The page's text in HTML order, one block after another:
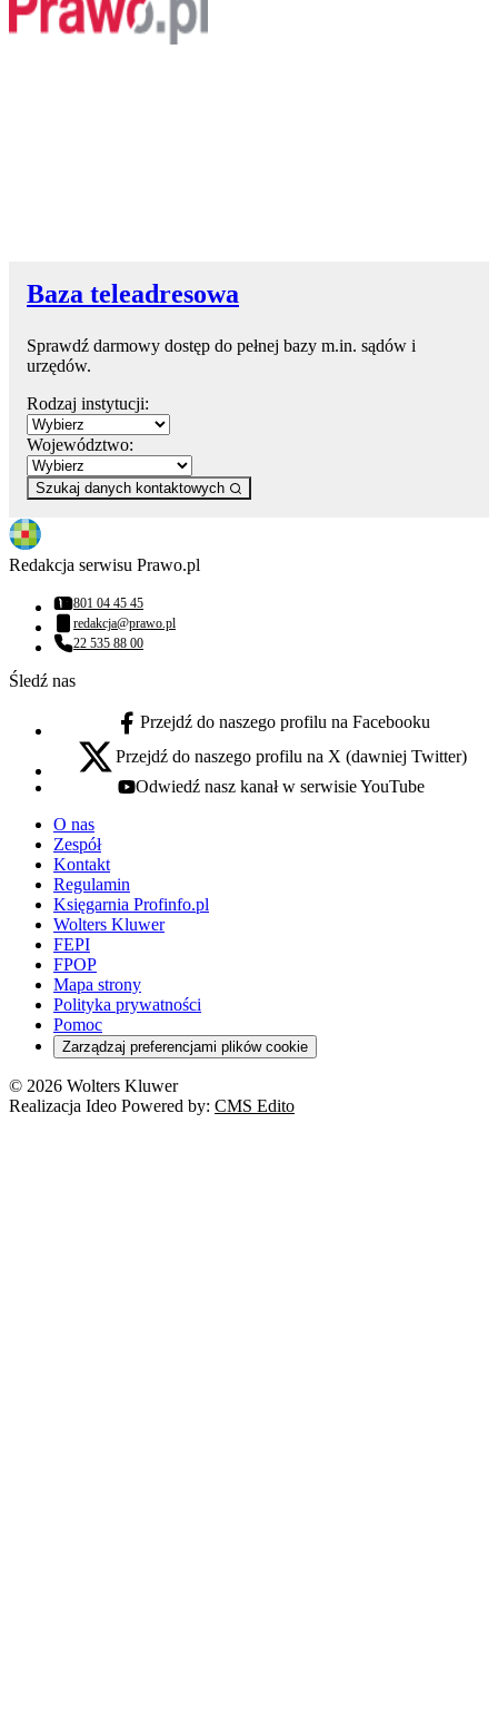
Baza teleadresowa
Sprawdź darmowy dostęp do pełnej bazy m.in. sądów i
urzędów.
Rodzaj instytucji:
Województwo:
Szukaj danych kontaktowych
Redakcja serwisu Prawo.pl
Numer telefonu:
801 04 45 45
Adres email:
redakcja@prawo.pl
Numer telefonu:
22 535 88 00
Śledź nas
facebook - otwiera się w nowej karcie
Przejdź do naszego profilu na Facebooku
x - otwiera się w nowej karcie
Przejdź do naszego profilu na X (dawniej Twitter)
youtube - otwiera się w nowej karcie
Odwiedź nasz kanał w serwisie YouTube
O nas
Zespół
Kontakt
Regulamin
Księgarnia Profinfo.pl
Wolters Kluwer
FEPI
FPOP
Mapa strony
Polityka prywatności
Pomoc
Zarządzaj preferencjami plików cookie
© 2026 Wolters Kluwer
Realizacja Ideo Powered by: CMS Edito